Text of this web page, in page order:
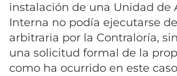
instalación de una Unidad de
Interna no podía ejecutarse
arbitraria por la Contraloría,
una solicitud formal de la
como ha ocurrido en este